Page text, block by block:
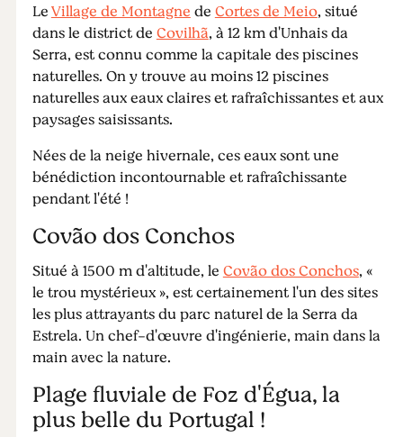
LeVillage de MontagnedeCortes de Meio, situé
dans le district deCovilhã, à 12 km d'Unhais da
Serra, est connu comme la capitale des piscines
naturelles. On y trouve au moins 12 piscines
naturelles aux eaux claires et rafraîchissantes et aux
paysages saisissants.
Nées de la neige hivernale, ces eaux sont une
bénédiction incontournable et rafraîchissante
pendant l'été !
Covão dos Conchos
Situé à 1500 m d'altitude, leCovão dos Conchos, «
le trou mystérieux », est certainement l'un des sites
les plus attrayants du parc naturel de la Serra da
Estrela. Un chef-d'œuvre d'ingénierie, main dans la
main avec la nature.
Plage fluviale de Foz d'Égua, la
plus belle du Portugal !